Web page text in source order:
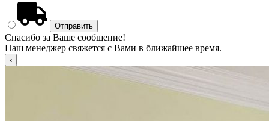
Спасибо за Ваше сообщение!
Наш менеджер свяжется с Вами в ближайшее время.